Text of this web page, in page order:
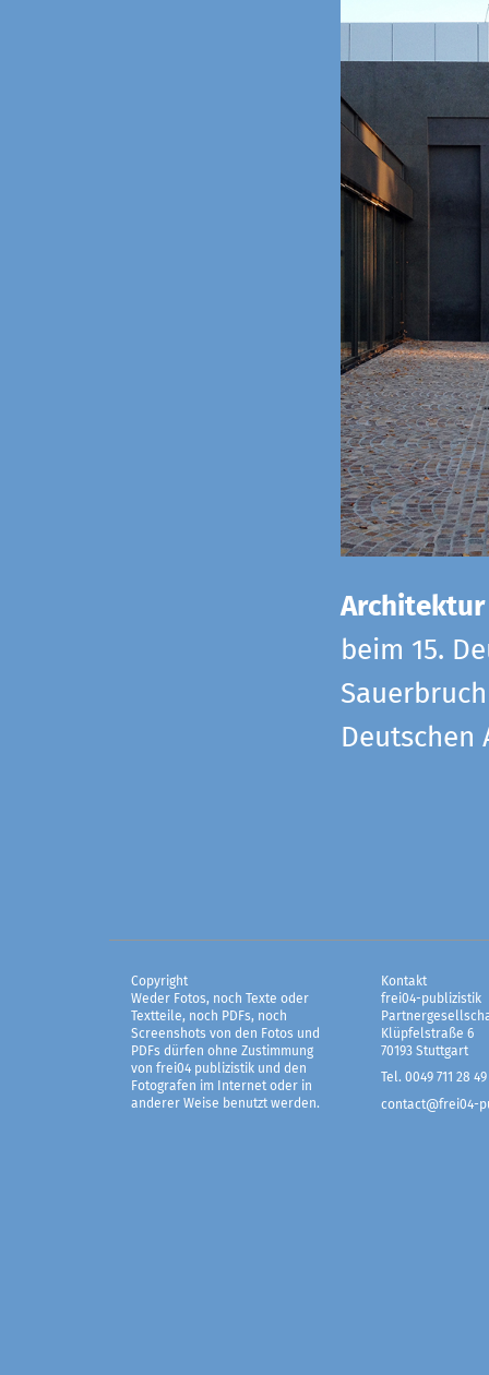
beim 15.
Copyright
Weder Fotos, noch Texte oder
Textteile, noch PDFs, noch
Screenshots von den Fotos und
PDFs dürfen ohne Zustimmung
von frei04 publizistik und den
Fotografen im Internet oder in
anderer Weise benutzt werden.
Kontakt
frei04-publizistik
Klüpfelstraße 6
70193 Stuttgart
Tel. 0049 711 28 49
contact@frei04-